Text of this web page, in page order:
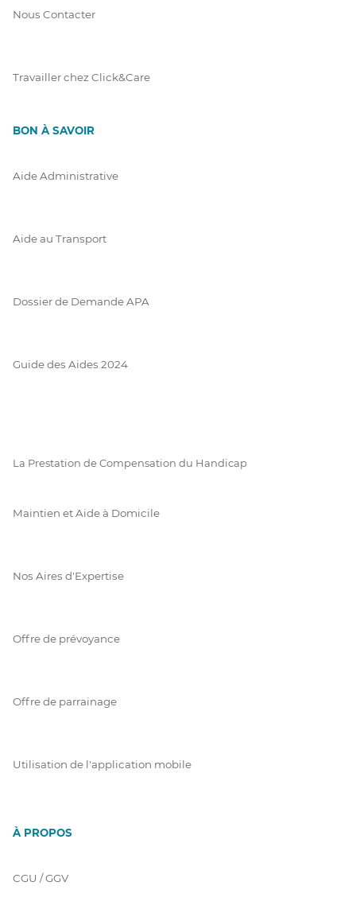
Nous Contacter
Travailler chez Click&Care
BON À SAVOIR
Aide Administrative
Aide au Transport
Dossier de Demande APA
Guide des Aides 2024
La Prestation de Compensation du Handicap
Maintien et Aide à Domicile
Nos Aires d'Expertise
Offre de prévoyance
Offre de parrainage
Utilisation de l'application mobile
À PROPOS
CGU / GGV